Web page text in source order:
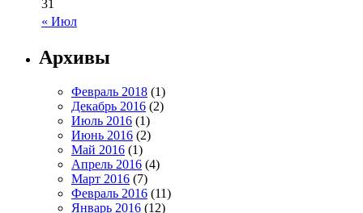
« Июл
31
Архивы
Февраль 2018 (1)
Декабрь 2016 (2)
Июль 2016 (1)
Июнь 2016 (2)
Май 2016 (1)
Апрель 2016 (4)
Март 2016 (7)
Февраль 2016 (11)
Январь 2016 (12)